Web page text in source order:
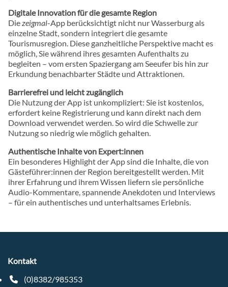
Digitale Innovation für die gesamte Region
Diezeigmal-App berücksichtigt nicht nur Wasserburg als
einzelne Stadt, sondern integriert die gesamte
Tourismusregion. Diese ganzheitliche Perspektive macht es
möglich, Sie während ihres gesamten Aufenthalts zu
begleiten – vom ersten Spaziergang am Seeufer bis hin zur
Erkundung benachbarter Städte und Attraktionen.
Barrierefrei und leicht zugänglich
Die Nutzung der App ist unkompliziert: Sie ist kostenlos,
erfordert keine Registrierung und kann direkt nach dem
Download verwendet werden. So wird die Schwelle zur
Nutzung so niedrig wie möglich gehalten.
Authentische Inhalte von Expert:innen
Ein besonderes Highlight der App sind die Inhalte, die von
Gästeführer:innen der Region bereitgestellt werden. Mit
ihrer Erfahrung und ihrem Wissen liefern sie persönliche
Audio-Kommentare, spannende Anekdoten und Interviews
– für ein authentisches und unterhaltsames Erlebnis.
Kontakt
(0)8382/985353
Telefonnummer: 4 9 8 3 8 2 9 8 5 3 5 3